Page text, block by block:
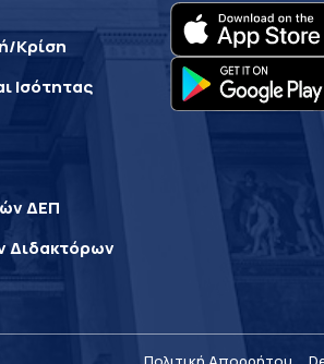
Κρίση
Ισότητας
ΔΕΠ
Διδακτόρων